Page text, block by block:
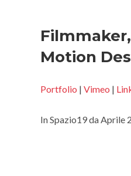
Motion
Portfolio | Vimeo |
In Spazio19 da Aprile